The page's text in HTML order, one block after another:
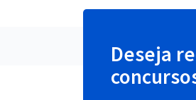
Deseja